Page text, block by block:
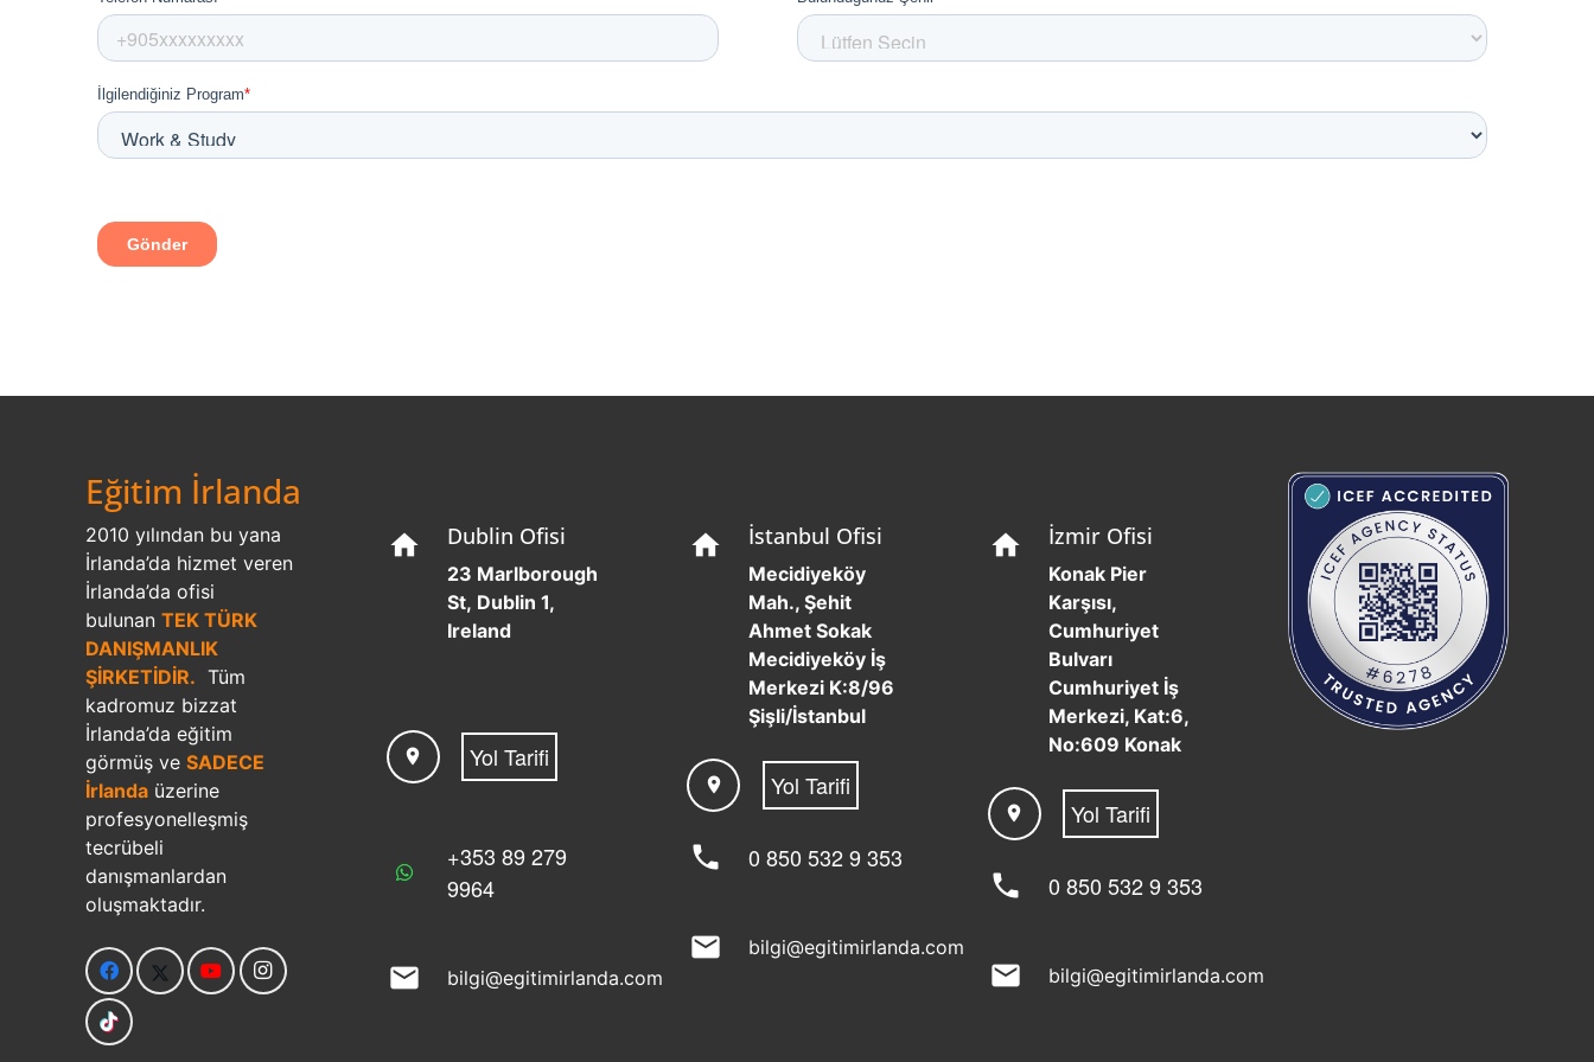
Eğitim İrlanda
2010 yılından bu yana
İrlanda’da hizmet veren
İrlanda’da ofisi
bulunan TEK TÜRK
DANIŞMANLIK
ŞİRKETİDİR. Tüm
kadromuz bizzat
İrlanda’da eğitim
görmüş ve SADECE
İrlanda üzerine
profesyonelleşmiş
tecrübeli
danışmanlardan
oluşmaktadır.
home Dublin Ofisi
23 Marlborough
St, Dublin 1,
Ireland
location_on Yol Tarifi
+353 89 279
9964
mail bilgi@egitimirlanda.com
home İstanbul Ofisi
Mecidiyeköy
Mah., Şehit
Ahmet Sokak
Mecidiyeköy İş
Merkezi K:8/96
Şişli/İstanbul
location_on Yol Tarifi
phone 0 850 532 9 353
mail bilgi@egitimirlanda.com
home İzmir Ofisi
Konak Pier
Karşısı,
Cumhuriyet
Bulvarı
Cumhuriyet İş
Merkezi, Kat:6,
No:609 Konak
location_on Yol Tarifi
phone 0 850 532 9 353
mail bilgi@egitimirlanda.com